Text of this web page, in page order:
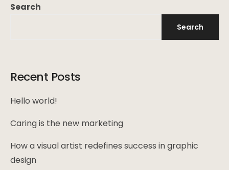
Search
Search
Recent Posts
Hello world!
Caring is the new marketing
How a visual artist redefines success in graphic
design